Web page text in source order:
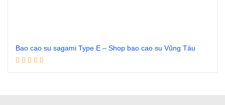
Bao cao su sagami Type E – Shop bao cao su Vũng Tàu